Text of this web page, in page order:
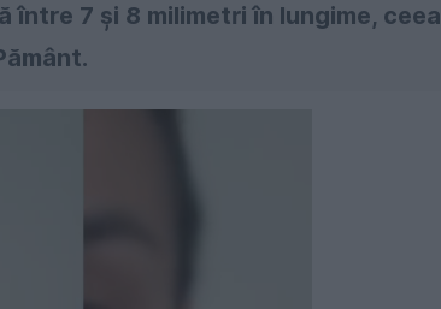
între 7 și 8 milimetri în lungime, ceea